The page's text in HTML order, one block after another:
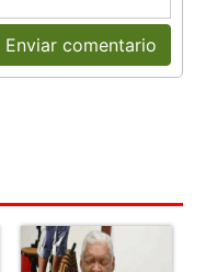
Enviar comentario